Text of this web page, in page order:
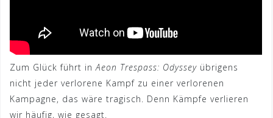
Zum Glück führt inAeon Trespass: Odyssey übrigens
nicht jeder verlorene Kampf zu einer verlorenen
Kampagne, das wäre tragisch. Denn Kämpfe verlieren
wir häufig, wie gesagt.